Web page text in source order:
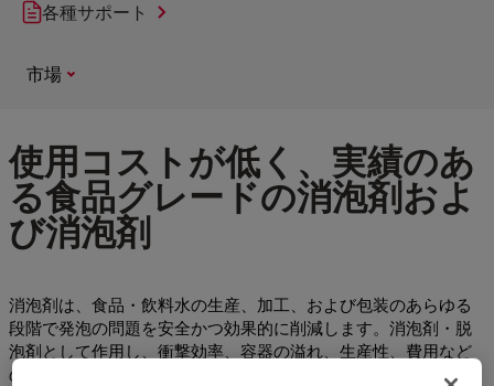
各種サポート
市場
使用コストが低く、実績のあ
る食品グレードの消泡剤およ
び消泡剤
消泡剤は、食品・飲料水の生産、加工、および包装のあらゆる
段階で発泡の問題を安全かつ効果的に削減します。消泡剤・脱
泡剤として作用し、衝撃効率、容器の溢れ、生産性、費用など
の問題を解決します。